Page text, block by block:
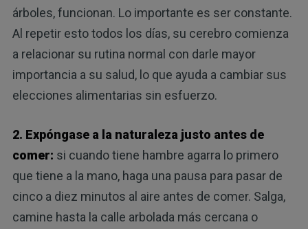
árboles, funcionan. Lo importante es ser constante.
Al repetir esto todos los días, su cerebro comienza
a relacionar su rutina normal con darle mayor
importancia a su salud, lo que ayuda a cambiar sus
elecciones alimentarias sin esfuerzo.
2. Expóngase a la naturaleza justo antes de
comer: si cuando tiene hambre agarra lo primero
que tiene a la mano, haga una pausa para pasar de
cinco a diez minutos al aire antes de comer. Salga,
camine hasta la calle arbolada más cercana o